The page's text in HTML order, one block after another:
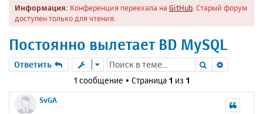
к
м
Информация: Конференция переехала на GitHub . Старый форум
доступен только для чтения.
Постоянно вылетает BD MySQL
Ответить Поиск
1 сообщение • Страница 1 из 1
SvGA